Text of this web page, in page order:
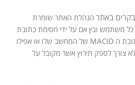
באתר הנהלת האתר שומרת
משתמש ובין אם על ידי חסימת כתובת
ה IP של המחשב שלו, כתובת ה MACID של המחשב שלו או אפילו
צורך לספק תירוץ אשר מקובל על